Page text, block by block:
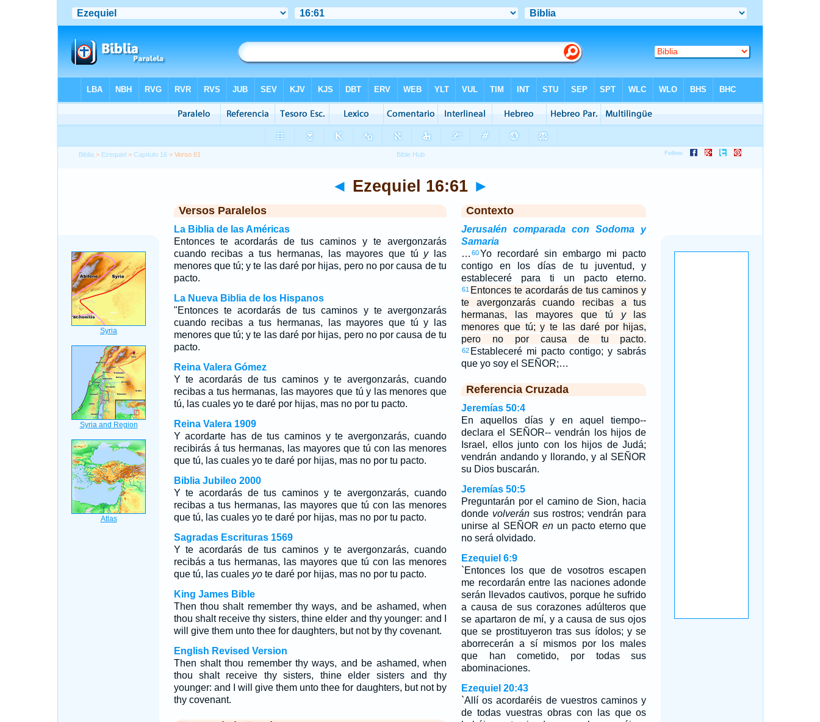
Biblia > Ezequiel >Capítulo 16 > Verso 61
◄ Ezequiel 16:61 ►
Versos Paralelos
La Biblia de las Américas
Entonces te acordarás de tus caminos y te avergonzarás
cuando recibas a tus hermanas, las mayores que tú ylas
menores que tú; y te las daré por hijas, pero no por causa de tu
pacto.
La Nueva Biblia de los Hispanos
"Entonces te acordarás de tus caminos y te avergonzarás
cuando recibas a tus hermanas, las mayores que tú y las
menores que tú; y te las daré por hijas, pero no por causa de tu
pacto.
Reina Valera Gómez
Y te acordarás de tus caminos y te avergonzarás, cuando
recibas a tus hermanas, las mayores que tú y las menores que
tú, las cuales yo te daré por hijas, mas no por tu pacto.
Reina Valera 1909
Y acordarte has de tus caminos y te avergonzarás, cuando
recibirás á tus hermanas, las mayores que tú con las menores
que tú, las cuales yo te daré por hijas, mas no por tu pacto.
Biblia Jubileo 2000
Y te acordarás de tus caminos y te avergonzarás, cuando
recibas a tus hermanas, las mayores que tú con las menores
que tú, las cuales yote daré por hijas, mas no por tu pacto.
Sagradas Escrituras 1569
Y te acordarás de tus caminos y te avergonzarás, cuando
recibás a tus hermanas, las mayores que tú con las menores
que tú, las cuales yote daré por hijas, mas no por tu pacto.
King James Bible
Then thou shalt remember thy ways, and be ashamed, when
thou shalt receive thy sisters, thine elder and thy younger: and I
will give them unto thee for daughters, but not by thy covenant.
English Revised Version
Then shalt thou remember thy ways, and be ashamed, when
thou shalt receive thy sisters, thine elder sisters and thy
younger: and I will give them unto thee for daughters, but not by
thy covenant.
Contexto
Jerusalén comparada con Sodoma y
Samaria
… 60Yo recordaré sin embargo mi pacto
contigo en los días de tu juventud, y
estableceré para ti un pacto eterno.
61 Entonces te acordarás de tus caminos y
te avergonzarás cuando recibas a tus
hermanas, las mayores que tú ylas
menores que tú; y te las daré por hijas,
pero no por causa de tu pacto.
62 Estableceré mi pacto contigo; y sabrás
que yo soy el SEÑOR;…
Referencia Cruzada
Jeremías 50:4
En aquellos días y en aquel tiempo--
declara el SEÑOR-- vendrán los hijos de
Israel, ellos junto con los hijos de Judá;
vendrán andando y llorando, y al SEÑOR
su Dios buscarán.
Jeremías 50:5
Preguntarán por el camino de Sion, hacia
donde volverán sus rostros; vendrán para
unirse al SEÑOR enun pacto eterno que
no será olvidado.
Ezequiel 6:9
`Entonces los que de vosotros escapen
me recordarán entre las naciones adonde
serán llevados cautivos, porque he sufrido
a causa de sus corazones adúlteros que
se apartaron de mí, y a causa de sus ojos
que se prostituyeron tras sus ídolos; y se
aborrecerán a sí mismos por los males
que han cometido, por todas sus
abominaciones.
Ezequiel 20:43
`Allí os acordaréis de vuestros caminos y
de todas vuestras obras con las que os